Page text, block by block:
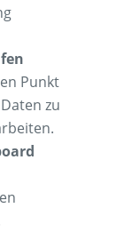
Punkt
zu